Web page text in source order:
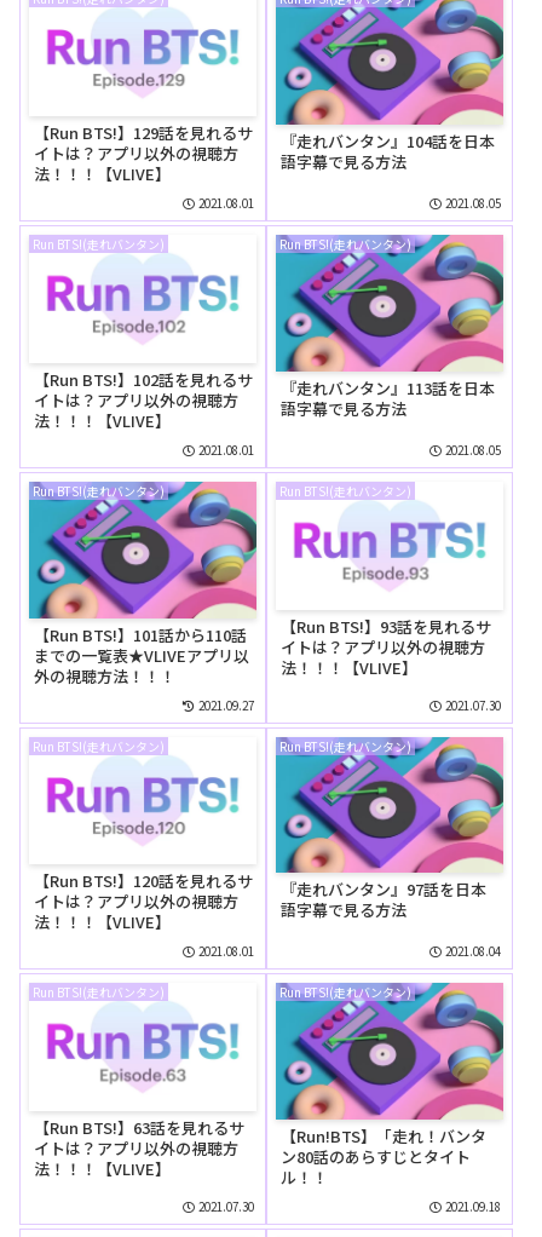
【Run BTS!】129話を見れるサ
イトは？アプリ以外の視聴方
法！！！【VLIVE】
2021.08.01
『走れバンタン』104話を日本
語字幕で見る方法
2021.08.05
Run BTS!(走れバンタン)
【Run BTS!】102話を見れるサ
イトは？アプリ以外の視聴方
法！！！【VLIVE】
2021.08.01
Run BTS!(走れバンタン)
『走れバンタン』113話を日本
語字幕で見る方法
2021.08.05
Run BTS!(走れバンタン)
【Run BTS!】101話から110話
までの一覧表★VLIVEアプリ以
外の視聴方法！！！
2021.09.27
Run BTS!(走れバンタン)
【Run BTS!】93話を見れるサ
イトは？アプリ以外の視聴方
法！！！【VLIVE】
2021.07.30
Run BTS!(走れバンタン)
【Run BTS!】120話を見れるサ
イトは？アプリ以外の視聴方
法！！！【VLIVE】
2021.08.01
Run BTS!(走れバンタン)
『走れバンタン』97話を日本
語字幕で見る方法
2021.08.04
Run BTS!(走れバンタン)
【Run BTS!】63話を見れるサ
イトは？アプリ以外の視聴方
法！！！【VLIVE】
2021.07.30
Run BTS!(走れバンタン)
【Run!BTS】「走れ！バンタ
ン80話のあらすじとタイト
ル！！
2021.09.18